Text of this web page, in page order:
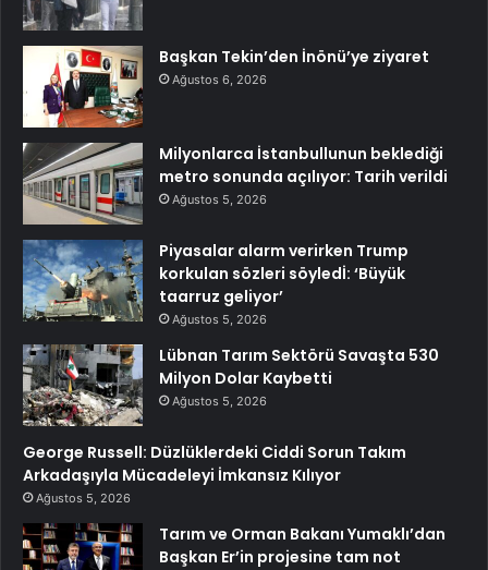
Başkan Tekin’den İnönü’ye ziyaret
Ağustos 6, 2026
Milyonlarca İstanbullunun beklediği
metro sonunda açılıyor: Tarih verildi
Ağustos 5, 2026
Piyasalar alarm verirken Trump
korkulan sözleri söyledİ: ‘Büyük
taarruz geliyor’
Ağustos 5, 2026
Lübnan Tarım Sektörü Savaşta 530
Milyon Dolar Kaybetti
Ağustos 5, 2026
George Russell: Düzlüklerdeki Ciddi Sorun Takım
Arkadaşıyla Mücadeleyi İmkansız Kılıyor
Ağustos 5, 2026
Tarım ve Orman Bakanı Yumaklı’dan
Başkan Er’in projesine tam not